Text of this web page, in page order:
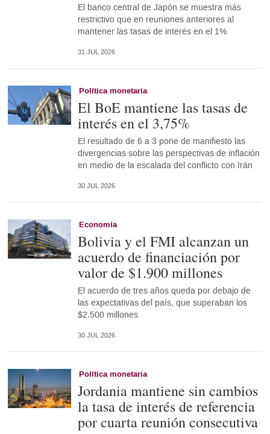
El banco central de Japón se muestra más
restrictivo que en reuniones anteriores al
mantener las tasas de interés en el 1%
31 JUL 2026
Política monetaria
El BoE mantiene las tasas de
interés en el 3,75%
El resultado de 6 a 3 pone de manifiesto las
divergencias sobre las perspectivas de inflación
en medio de la escalada del conflicto con Irán
30 JUL 2026
Economía
Bolivia y el FMI alcanzan un
acuerdo de financiación por
valor de $1.900 millones
El acuerdo de tres años queda por debajo de
las expectativas del país, que superaban los
$2.500 millones
30 JUL 2026
Política monetaria
Jordania mantiene sin cambios
la tasa de interés de referencia
por cuarta reunión consecutiva